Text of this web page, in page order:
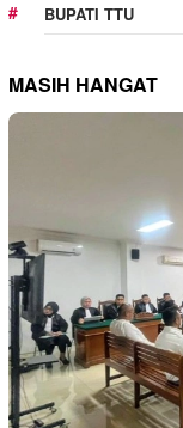
BUPATI TTU
MASIH HANGAT